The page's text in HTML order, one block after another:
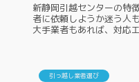
新静岡引越センターの特
者に依頼しようか迷う人
大手業者もあれば、対応
引っ越し業者選び